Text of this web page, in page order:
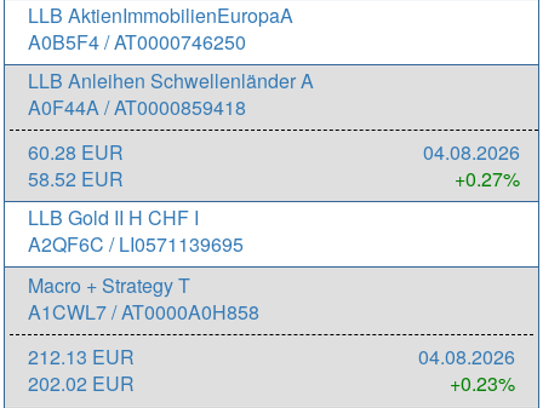
LLB AktienImmobilienEuropaA
A0B5F4 / AT0000746250
LLB Anleihen Schwellenländer A
A0F44A / AT0000859418
60.28 EUR
58.52 EUR
04.08.2026
+0.27%
LLB Gold II H CHF I
A2QF6C / LI0571139695
Macro + Strategy T
A1CWL7 / AT0000A0H858
212.13 EUR
202.02 EUR
04.08.2026
+0.23%